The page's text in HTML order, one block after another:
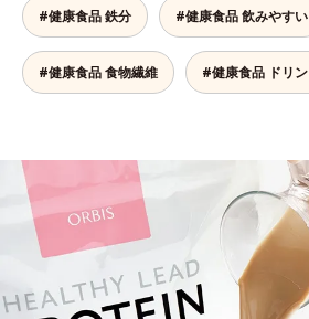
#健康食品 鉄分 #健康食品 飲みやすい
#健康食品 食物繊維 #健康食品 ドリ